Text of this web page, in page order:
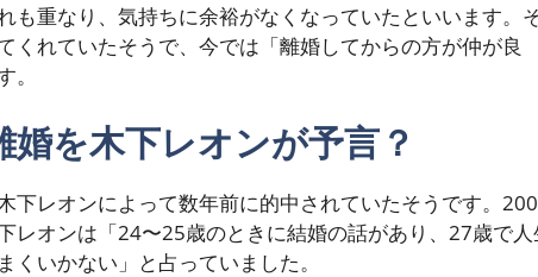
も重なり、気持ちに余裕がなくなっていたといいます。
くれていたそうで、今では「離婚してからの方が仲が良
を木下レオンが予言？
下レオンによって数年前に的中されていたそうです。
レオンは「24〜25歳のときに結婚の話があり、27歳で人
いかない」と占っていました。